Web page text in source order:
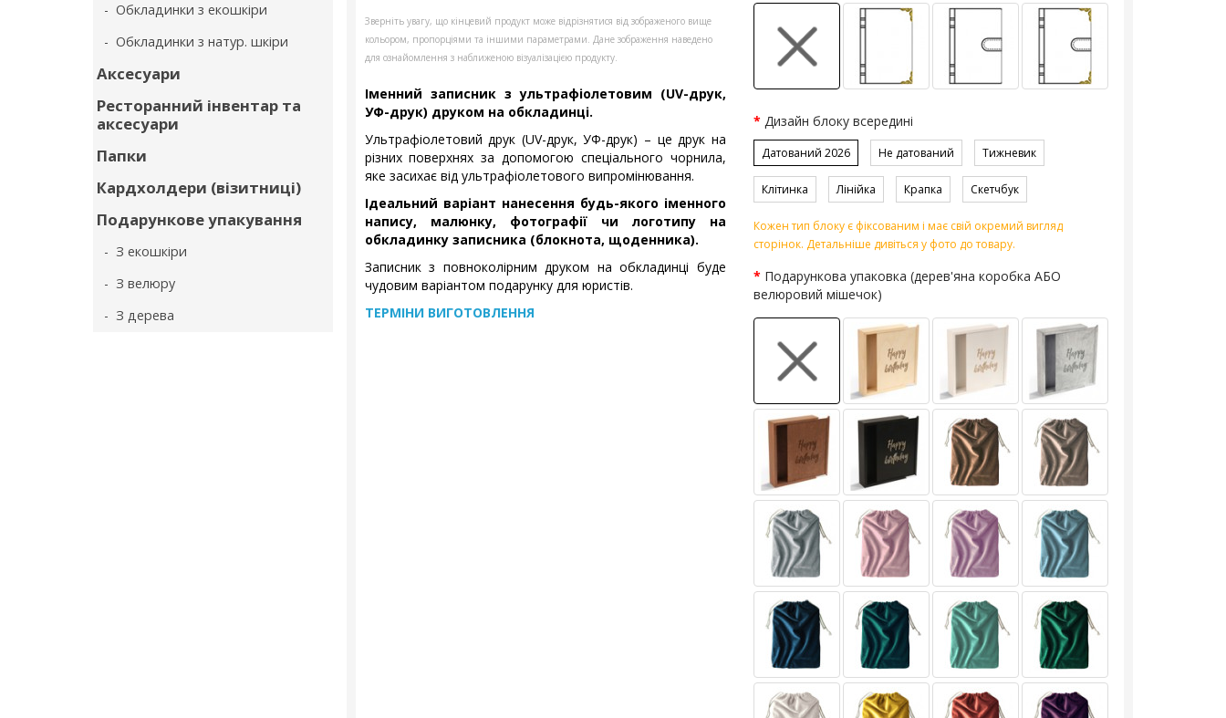
- Обкладинки з екошкіри
- Обкладинки з натур. шкіри
Аксесуари
Ресторанний інвентар та
аксесуари
Папки
Кардхолдери (візитниці)
Подарункове упакування
- З екошкіри
- З велюру
- З дерева
Зверніть увагу, що кінцевий продукт може відрізнятися від зображеного вище
кольором, пропорціями та іншими параметрами. Дане зображення наведено
для ознайомлення з наближеною візуалізацією продукту.
Іменний записник з ультрафіолетовим (UV-друк,
УФ-друк) друком на обкладинці.
Ультрафіолетовий друк (UV-друк, УФ-друк) – це друк на
різних поверхнях за допомогою спеціального чорнила,
яке засихає від ультрафіолетового випромінювання.
Ідеальний варіант нанесення будь-якого іменного
напису, малюнку, фотографії чи логотипу на
обкладинку записника (блокнота, щоденника).
Записник з повноколірним друком на обкладинці буде
чудовим варіантом подарунку для юристів.
ТЕРМІНИ ВИГОТОВЛЕННЯ
Дизайн блоку всередині
Датований 2026 Не датований Тижневик
Клітинка Лінійка Крапка Скетчбук
Кожен тип блоку є фіксованим і має свій окремий вигляд
сторінок. Детальніше дивіться у фото до товару.
Подарункова упаковка (дерев'яна коробка АБО
велюровий мішечок)